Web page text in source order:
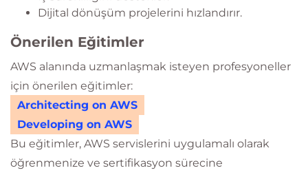
Dijital dönüşüm projelerini hızlandırır.
Önerilen Eğitimler
AWS alanında uzmanlaşmak isteyen profesyoneller
için önerilen eğitimler:
Architecting on AWS
Developing on AWS
Bu eğitimler, AWS servislerini uygulamalı olarak
öğrenmenize ve sertifikasyon sürecine